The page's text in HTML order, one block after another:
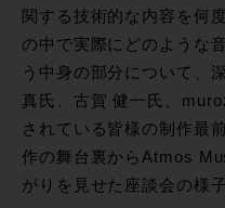
関する技術的な内容を何
の中で実際にどのような
う中身の部分について、
真氏、古賀 健一氏、
されている皆様の制作最
作の舞台裏からAtmos
がりを見せた座談会の様